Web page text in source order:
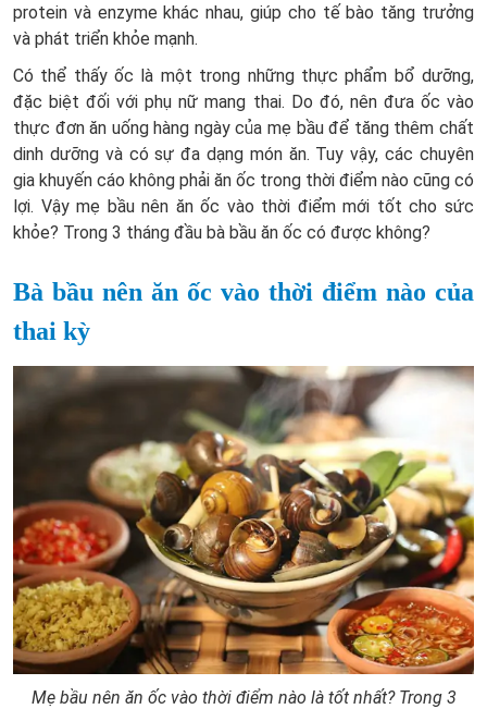
protein và enzyme khác nhau, giúp cho tế bào tăng trưởng
và phát triển khỏe mạnh.
Có thể thấy ốc là một trong những thực phẩm bổ dưỡng,
đặc biệt đối với phụ nữ mang thai. Do đó, nên đưa ốc vào
thực đơn ăn uống hàng ngày của mẹ bầu để tăng thêm chất
dinh dưỡng và có sự đa dạng món ăn. Tuy vậy, các chuyên
gia khuyến cáo không phải ăn ốc trong thời điểm nào cũng có
lợi. Vậy mẹ bầu nên ăn ốc vào thời điểm mới tốt cho sức
khỏe? Trong 3 tháng đầu bà bầu ăn ốc có được không?
Bà bầu nên ăn ốc vào thời điểm nào của
thai kỳ
Mẹ bầu nên ăn ốc vào thời điểm nào là tốt nhất? Trong 3